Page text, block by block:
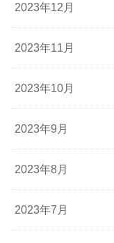
2023年12月
2023年11月
2023年10月
2023年9月
2023年8月
2023年7月